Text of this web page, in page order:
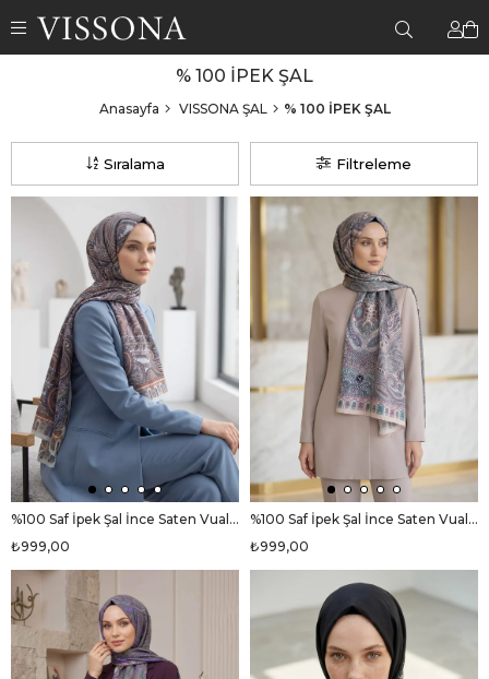
% 100 İPEK ŞAL
Anasayfa VISSONA ŞAL % 100 İPEK ŞAL
Filtreleme
Sıralama
%100 Saf İpek Şal İnce Saten Vual Dokuma Etro Desenli Bebe Mavisi - Taba Renkli 90x210 Şal
₺999,00
%100 Saf İpek Şal İnce Saten Vual Dokuma Etro Desenli Pudra Renkli 90x210 Şal
₺999,00